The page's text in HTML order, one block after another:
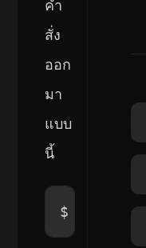
คำ
สั่ง
ออก
มา
แบบ
นี้
$ -u